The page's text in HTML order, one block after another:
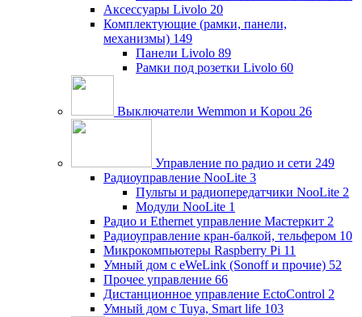
Аксессуары Livolo 20
Комплектующие (рамки, панели,
механизмы) 149
Панели Livolo 89
Рамки под розетки Livolo 60
Выключатели Wemmon и Kopou 26
Управление по радио и сети 249
Радиоуправление NooLite 3
Пульты и радиопередатчики NooLite 2
Модули NooLite 1
Радио и Ethernet управление Мастеркит 2
Радиоуправление кран-балкой, тельфером 10
Микрокомпьютеры Raspberry Pi 11
Умный дом c eWeLink (Sonoff и прочие) 52
Прочее управление 66
Дистанционное управление EctoControl 2
Умный дом с Tuya, Smart life 103